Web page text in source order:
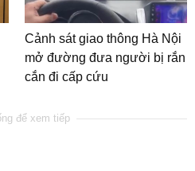
Cảnh sát giao thông Hà Nội
mở đường đưa người bị rắn
cắn đi cấp cứu